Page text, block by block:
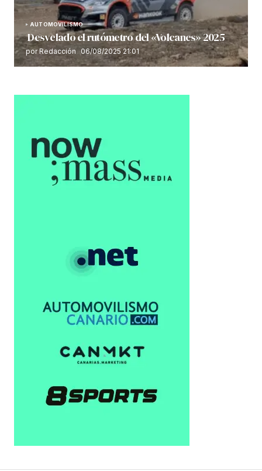
AUTOMOVILISMO
Desvelado el rutómetro del «Volcanes» 2025
por Redacción 06/08/2025 21:01